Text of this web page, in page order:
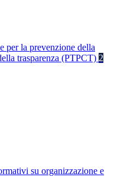
per la prevenzione della
trasparenza (PTPCT) 2
su organizzazione e